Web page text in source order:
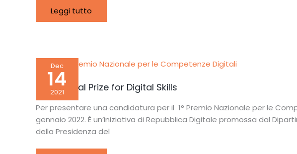
Leggi tutto
Dec
14
2021
1st National Prize for Digital Skills
Per presentare una candidatura per il 1° Premio Nazionale per le
gennaio 2022. È un’iniziativa di Repubblica Digitale promossa dal
della Presidenza del
1st
National
Prize
for
Digital
Skills